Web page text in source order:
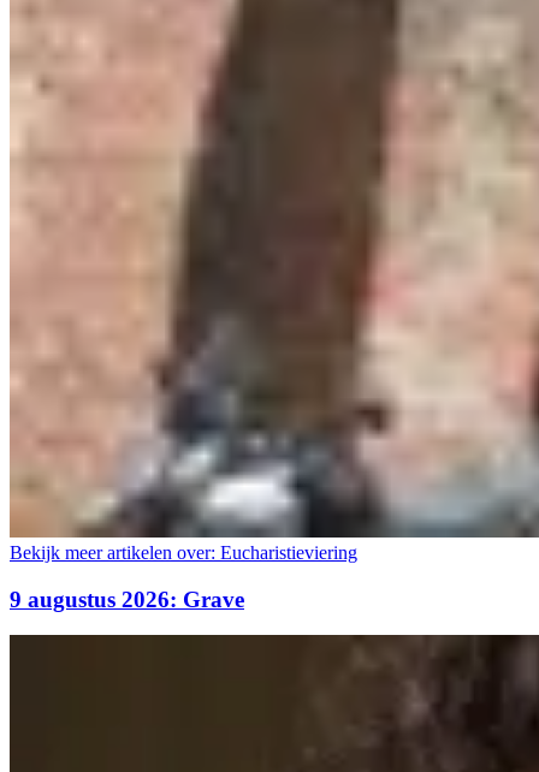
Bekijk meer artikelen over: Eucharistieviering
9 augustus 2026: Grave